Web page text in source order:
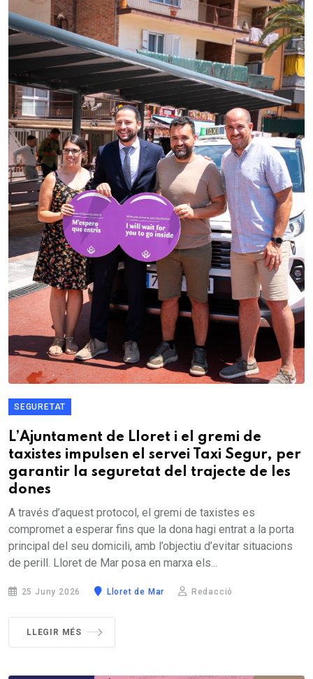
SEGURETAT
L’Ajuntament de Lloret i el gremi de
taxistes impulsen el servei Taxi Segur, per
garantir la seguretat del trajecte de les
dones
A través d’aquest protocol, el gremi de taxistes es
compromet a esperar fins que la dona hagi entrat a la porta
principal del seu domicili, amb l’objectiu d’evitar situacions
de perill. Lloret de Mar posa en marxa els...
25 Juny 2026 Lloret de Mar Redacció
LLEGIR MÉS